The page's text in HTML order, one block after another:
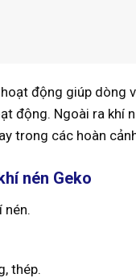
động giúp dòng
động. Ngoài ra khí
trong các hoàn
nén Geko
nén.
thép.